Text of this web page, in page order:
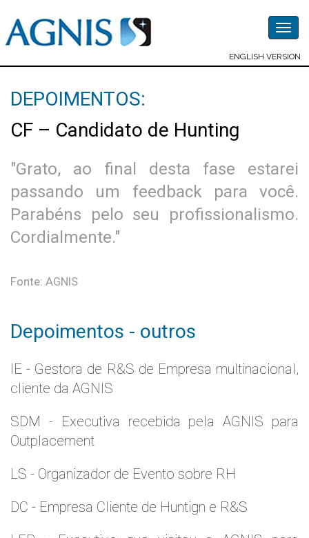
ENGLISH VERSION
DEPOIMENTOS:
CF – Candidato de Hunting
"Grato, ao final desta fase estarei
passando um feedback para você.
Parabéns pelo seu profissionalismo.
Cordialmente."
Fonte: AGNIS
Depoimentos - outros
IE - Gestora de R&S de Empresa multinacional,
cliente da AGNIS
SDM - Executiva recebida pela AGNIS para
Outplacement
LS - Organizador de Evento sobre RH
DC - Empresa Cliente de Huntign e R&S